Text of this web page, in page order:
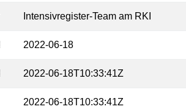
Intensivregister-Team am RKI
2022-06-18
2022-06-18T10:33:41Z
2022-06-18T10:33:41Z